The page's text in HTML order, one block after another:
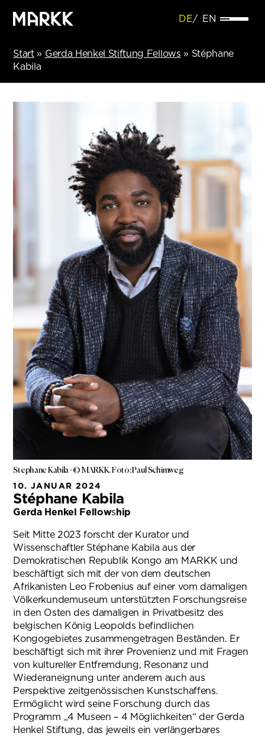
DE EN
Start» Gerda Henkel Stiftung Fellows » Stéphane
Kabila
10. JANUAR 2024
Stéphane Kabila
Gerda Henkel Fellowship
Seit Mitte 2023 forscht der Kurator und
Wissenschaftler Stéphane Kabila aus der
Demokratischen Republik Kongo am MARKK und
beschäftigt sich mit der von dem deutschen
Afrikanisten Leo Frobenius auf einer vom damaligen
Völkerkundemuseum unterstützten Forschungsreise
in den Osten des damaligen in Privatbesitz des
belgischen König Leopolds befindlichen
Kongogebietes zusammengetragen Beständen. Er
beschäftigt sich mit ihrer Provenienz und mit Fragen
von kultureller Entfremdung, Resonanz und
Wiederaneignung unter anderem auch aus
Perspektive zeitgenössischen Kunstschaffens.
Ermöglicht wird seine Forschung durch das
Programm „4 Museen – 4 Möglichkeiten“ der Gerda
Henkel Stiftung, das jeweils ein verlängerbares
Stephane Kabila - © MARKK. Foto: Paul Schimweg